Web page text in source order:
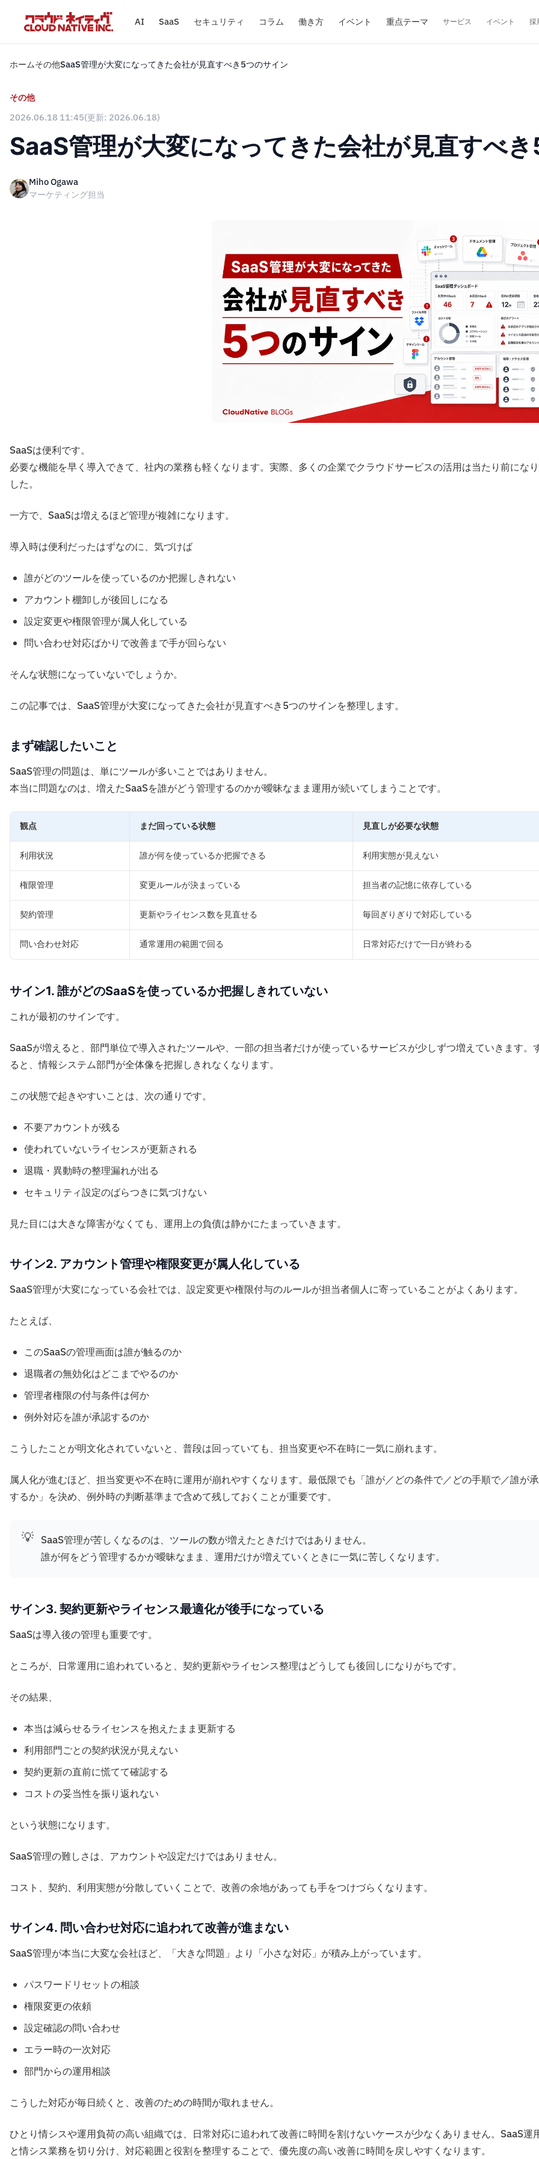
AI SaaS セキュリティ コラム 働き方 イベント 重点テーマ サービス イベント 採
ホームその他SaaS管理が大変になってきた会社が見直すべき5つのサイン
その他
2026.06.18 11:45(更新: 2026.06.18)
SaaS管理が大変になってきた会社が見直すべ
Miho Ogawa
マーケティング担当
SaaSは便利です。
必要な機能を早く導入できて、社内の業務も軽くなります。実際、多くの企業でクラウドサービスの活用は当たり前にな
した。
一方で、SaaSは増えるほど管理が複雑になります。
導入時は便利だったはずなのに、気づけば
誰がどのツールを使っているのか把握しきれない
アカウント棚卸しが後回しになる
設定変更や権限管理が属人化している
問い合わせ対応ばかりで改善まで手が回らない
そんな状態になっていないでしょうか。
この記事では、SaaS管理が大変になってきた会社が見直すべき5つのサインを整理します。
まず確認したいこと
SaaS管理の問題は、単にツールが多いことではありません。
本当に問題なのは、増えたSaaSを誰がどう管理するのかが曖昧なまま運用が続いてしまうことです。
観点 まだ回っている状態 見直しが必要な状態
利用状況 誰が何を使っているか把握できる 利用実態が見えない
権限管理 変更ルールが決まっている 担当者の記憶に依存している
契約管理 更新やライセンス数を見直せる 毎回ぎりぎりで対応している
問い合わせ対応 通常運用の範囲で回る 日常対応だけで一日が終わる
サイン1. 誰がどのSaaSを使っているか把握しきれていない
これが最初のサインです。
SaaSが増えると、部門単位で導入されたツールや、一部の担当者だけが使っているサービスが少しずつ増えていきます。
ると、情報システム部門が全体像を把握しきれなくなります。
この状態で起きやすいことは、次の通りです。
不要アカウントが残る
使われていないライセンスが更新される
退職・異動時の整理漏れが出る
セキュリティ設定のばらつきに気づけない
見た目には大きな障害がなくても、運用上の負債は静かにたまっていきます。
サイン2. アカウント管理や権限変更が属人化している
SaaS管理が大変になっている会社では、設定変更や権限付与のルールが担当者個人に寄っていることがよくあります。
たとえば、
このSaaSの管理画面は誰が触るのか
退職者の無効化はどこまでやるのか
管理者権限の付与条件は何か
例外対応を誰が承認するのか
こうしたことが明文化されていないと、普段は回っていても、担当変更や不在時に一気に崩れます。
属人化が進むほど、担当変更や不在時に運用が崩れやすくなります。最低限でも「誰が／どの条件で／どの手順で／誰が
するか」を決め、例外時の判断基準まで含めて残しておくことが重要です。
💡 SaaS管理が苦しくなるのは、ツールの数が増えたときだけではありません。
誰が何をどう管理するかが曖昧なまま、運用だけが増えていくときに一気に苦しくなります。
サイン3. 契約更新やライセンス最適化が後手になっている
SaaSは導入後の管理も重要です。
ところが、日常運用に追われていると、契約更新やライセンス整理はどうしても後回しになりがちです。
その結果、
本当は減らせるライセンスを抱えたまま更新する
利用部門ごとの契約状況が見えない
契約更新の直前に慌てて確認する
コストの妥当性を振り返れない
という状態になります。
SaaS管理の難しさは、アカウントや設定だけではありません。
コスト、契約、利用実態が分散していくことで、改善の余地があっても手をつけづらくなります。
サイン4. 問い合わせ対応に追われて改善が進まない
SaaS管理が本当に大変な会社ほど、「大きな問題」より「小さな対応」が積み上がっています。
パスワードリセットの相談
権限変更の依頼
設定確認の問い合わせ
エラー時の一次対応
部門からの運用相談
こうした対応が毎日続くと、改善のための時間が取れません。
ひとり情シスや運用負荷の高い組織では、日常対応に追われて改善に時間を割けないケースが少なくありません。SaaS運
と情シス業務を切り分け、対応範囲と役割を整理することで、優先度の高い改善に時間を戻しやすくなります。